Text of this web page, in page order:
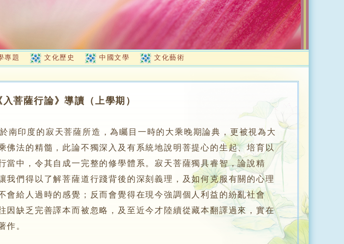
專題 文化歷史 中國文學 文化藝術
入菩薩行論》導讀（上學期）
南印度的寂天菩薩所造，為矚目一時的大乘晚期論典，更被視為大
佛法的精髓，此論不獨深入及有系統地說明菩提心的生起、培育以
當中，令其自成一完整的修學體系。寂天菩薩獨具睿智，論說精
我們得以了解菩薩道行踐背後的深刻義理，及如何克服有關的心理
會給人過時的感覺；反而會覺得在現今強調個人利益的紛亂社會
因缺乏完善譯本而被忽略，及至近今才陸續從藏本翻譯過來，實在
作。